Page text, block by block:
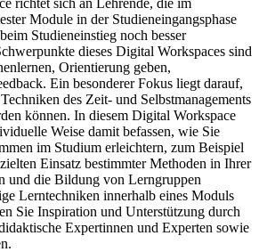
Module in der Studieneingangsphase
Studieneinstieg noch besser
dieses Digital Workspaces sind
Orientierung geben,
Ein besonderer Fokus liegt darauf,
des Zeit- und Selbstmanagements
können. In diesem Digital Workspace
Weise damit befassen, wie Sie
im Studium erleichtern, zum Beispiel
Einsatz bestimmter Methoden in Ihrer
und die Bildung von Lerngruppen
Lerntechniken innerhalb eines Moduls
Sie Inspiration und Unterstützung durch
Expertinnen und Experten sowie